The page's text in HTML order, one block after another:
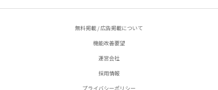
無料掲載 / 広告掲載について
機能改善要望
運営会社
採用情報
プライバシーポリシー